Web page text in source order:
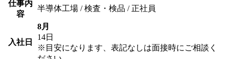
仕事内
容
半導体工場 / 検査・検品 / 正社員
入社日
8月
14日
※目安になります、表記なしは面接時にご相談く